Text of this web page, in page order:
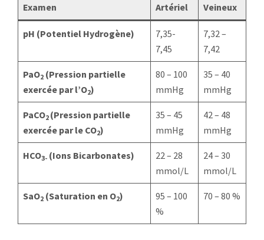
Examen Artériel Veineux
pH (Potentiel Hydrogène)
7,35-
7,45
7,32 –
7,42
PaO2 (Pression partielle
exercée par l’O2)
80 – 100
mmHg
35 – 40
mmHg
PaCO2 (Pression partielle
exercée par le CO2)
35 – 45
mmHg
42 – 48
mmHg
HCO3- (Ions Bicarbonates)
22 – 28
mmol/L
24 – 30
mmol/L
SaO2 (Saturation en O2)
95 – 100
%
70 – 80 %